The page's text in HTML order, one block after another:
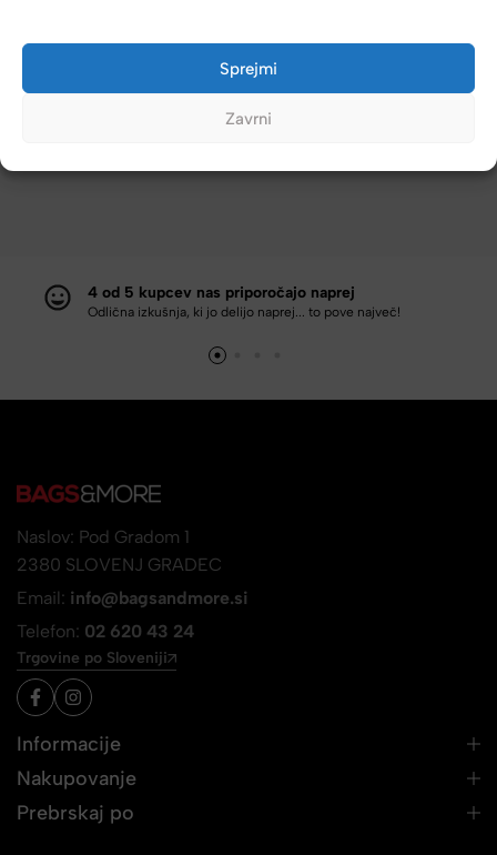
Sprejmi
Zavrni
69,99
4 od 5 kupcev nas priporočajo naprej
Odlična izkušnja, ki jo delijo naprej... to pove največ!
Naslov: Pod Gradom 1
2380 SLOVENJ GRADEC
Email: info@bagsandmore.si
Telefon: 02 620 43 24
Trgovine po Sloveniji
Informacije
Nakupovanje
Prebrskaj po